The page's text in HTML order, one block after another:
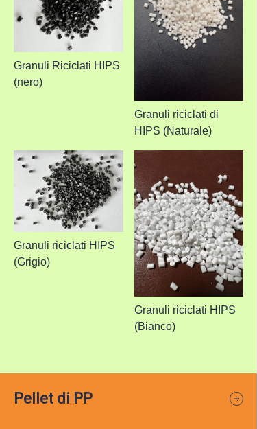
Granuli Riciclati HIPS
(nero)
Granuli riciclati di
HIPS (Naturale)
Granuli riciclati HIPS
(Grigio)
Granuli riciclati HIPS
(Bianco)
Pellet di PP